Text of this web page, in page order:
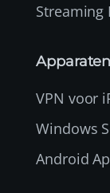
Streaming
Apparaten
VPN voor
Windows
Android